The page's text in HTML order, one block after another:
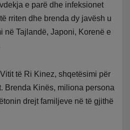
e parë dhe infeksionet
rriten dhe brenda dy javësh u
në Tajlandë, Japoni, Korenë e
të Ri Kinez, shqetësimi për
Brenda Kinës, miliona persona
drejt familjeve në të gjithë